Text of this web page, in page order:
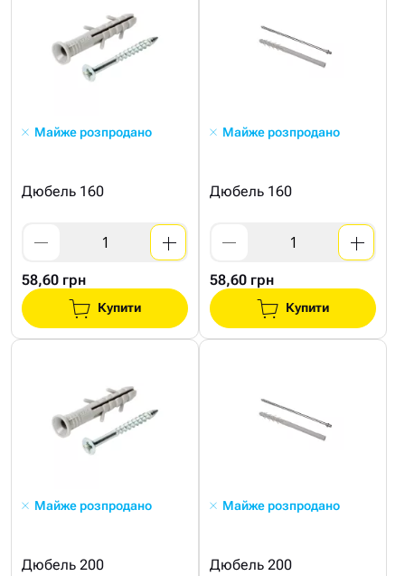
Майже розпродано
Дюбель 160
58,60 грн
Купити
Майже розпродано
Дюбель 160
58,60 грн
Купити
Майже розпродано
Дюбель 200
Майже розпродано
Дюбель 200